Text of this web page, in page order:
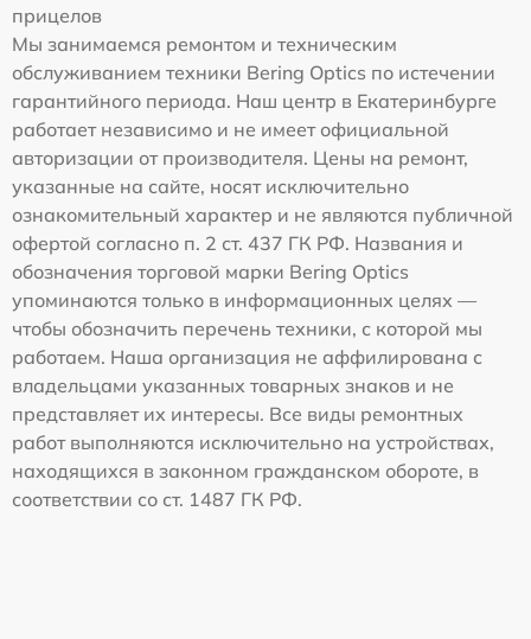
прицелов
Мы занимаемся ремонтом и техническим
обслуживанием техники Bering Optics по истечении
гарантийного периода. Наш центр в Екатеринбурге
работает независимо и не имеет официальной
авторизации от производителя. Цены на ремонт,
указанные на сайте, носят исключительно
ознакомительный характер и не являются публичной
офертой согласно п. 2 ст. 437 ГК РФ. Названия и
обозначения торговой марки Bering Optics
упоминаются только в информационных целях —
чтобы обозначить перечень техники, с которой мы
работаем. Наша организация не аффилирована с
владельцами указанных товарных знаков и не
представляет их интересы. Все виды ремонтных
работ выполняются исключительно на устройствах,
находящихся в законном гражданском обороте, в
соответствии со ст. 1487 ГК РФ.